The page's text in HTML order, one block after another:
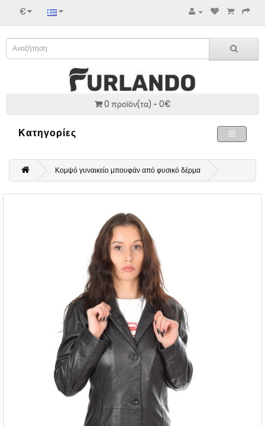
€
0 προϊόν(τα) - 0€
Κατηγορίες
Κομψό γυναικείο μπουφάν από φυσικό δέρμα